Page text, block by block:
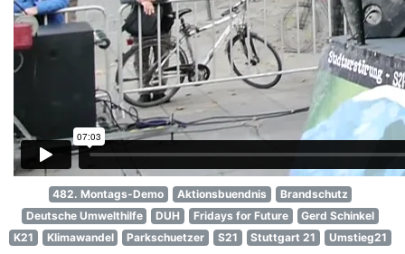
482. Montags-Demo Aktionsbuendnis
Brandschutz
Deutsche Umwelthilfe
DUH Fridays for Future
Gerd Schinkel
K21
Klimawandel Parkschuetzer S21 Stuttgart 21 Umstieg21